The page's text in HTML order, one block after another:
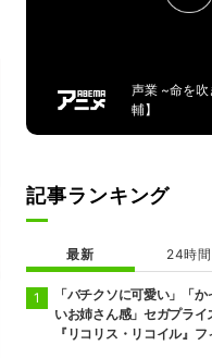
声業 ~命を
輔】
記事ランキング
最新 24時間
「バチクソに可愛い」「か
いお姉さん感」セガプライ
『リコリス・リコイル』フ